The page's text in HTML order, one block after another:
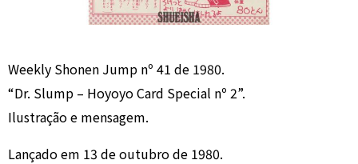
Weekly Shonen Jump nº 41 de 1980.
“Dr. Slump – Hoyoyo Card Special nº 2”.
Ilustração e mensagem.
Lançado em 13 de outubro de 1980.